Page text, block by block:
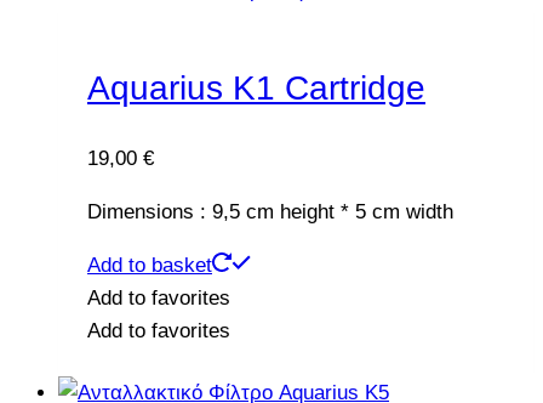
Aquarius K1 Cartridge
19,00 €
Dimensions : 9,5 cm height * 5 cm width
Add to basket
Add to favorites
Add to favorites